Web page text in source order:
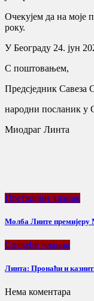
Очекујем да на моје
року.
У Београду 24. јун
С поштовањем,
Предсједник Савеза
народни посланик у
Миодраг Линта
Претходни чланак
Moлба Линте премијеру
Следећи чланак
Линта: Пронаћи и
Нема коментара